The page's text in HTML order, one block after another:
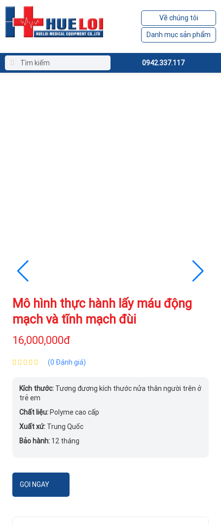
Về chúng tôi
Danh mục sản phẩm
0942.337.117
Mô hình thực hành lấy máu động
mạch và tĩnh mạch đùi
16,000,000đ
(0 Đánh giá)
Kích thước: Tương đương kích thước nửa thân người trên ở
trẻ em
Chất liệu: Polyme cao cấp
Xuất xứ: Trung Quốc
Bảo hành: 12 tháng
GỌI NGAY